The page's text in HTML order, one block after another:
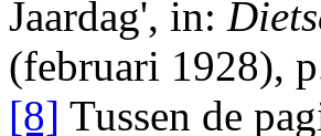
Jaardag', in:
(februari 1928),
[8] Tussen de